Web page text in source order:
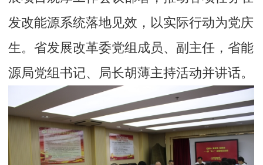
发改能源系统落地见效，以实际行动为党庆
生。省发展改革委党组成员、副主任，省能
源局党组书记、局长胡薄主持活动并讲话。